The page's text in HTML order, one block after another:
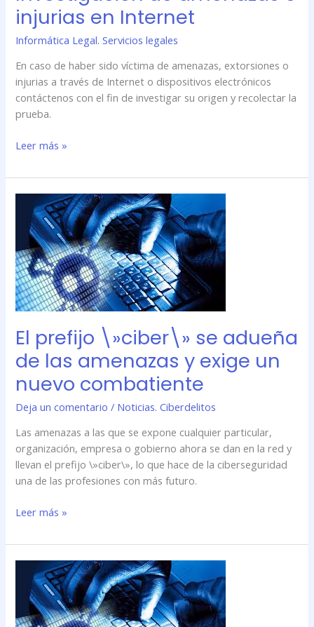
injurias en Internet
Informática Legal. Servicios legales
En caso de haber sido víctima de amenazas, extorsiones o
injurias a través de Internet o dispositivos electrónicos
contáctenos con el fin de investigar su origen y recolectar la
prueba.
Leer más »
El prefijo \»ciber\» se adueña
de las amenazas y exige un
nuevo combatiente
Deja un comentario / Noticias. Ciberdelitos
Las amenazas a las que se expone cualquier particular,
organización, empresa o gobierno ahora se dan en la red y
llevan el prefijo \»ciber\», lo que hace de la ciberseguridad
una de las profesiones con más futuro.
prefijo
\»ciber\»
se
adueña
de
las
amenazas
y
exige
un
nuevo
combatiente
Leer más »
prefijo
\»ciber\»
se